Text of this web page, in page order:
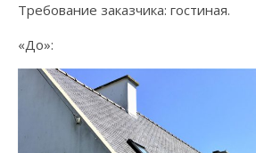
Требование заказчика: гостиная.
«До»: